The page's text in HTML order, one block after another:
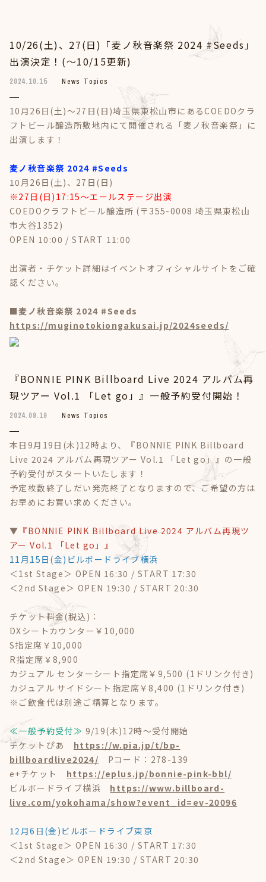
10/26(土)、27(日)「麦ノ秋音楽祭 2024 #Seeds」
出演決定！(～10/15更新)
2024.10.15 News Topics
10月26日(土)～27日(日)埼玉県東松山市にあるCOEDOクラ
フトビール醸造所敷地内にて開催される「麦ノ秋音楽祭」に
出演します！
麦ノ秋音楽祭 2024 #Seeds
10月26日(土)、27日(日)
※27日(日)17:15～エールステージ出演
COEDOクラフトビール醸造所 (〒355-0008 埼玉県東松山
市大谷1352)
OPEN 10:00 / START 11:00
出演者・チケット詳細はイベントオフィシャルサイトをご確
認ください。
■麦ノ秋音楽祭 2024 #Seeds
https://muginotokiongakusai.jp/2024seeds/
『BONNIE PINK Billboard Live 2024 アルバム再
現ツアー Vol.1 「Let go」』一般予約受付開始！
2024.09.19 News Topics
本日9月19日(木)12時より、『BONNIE PINK Billboard
Live 2024 アルバム再現ツアー Vol.1 「Let go」』の一般
予約受付がスタートいたします！
予定枚数終了しだい発売終了となりますので、ご希望の方は
お早めにお買い求めください。
▼ 『BONNIE PINK Billboard Live 2024 アルバム再現ツ
アー Vol.1 「Let go」』
11月15日(金)ビルボードライブ横浜
＜1st Stage＞ OPEN 16:30 / START 17:30
＜2nd Stage＞ OPEN 19:30 / START 20:30
チケット料金(税込)：
DXシートカウンター￥10,000
S指定席￥10,000
R指定席￥8,900
カジュアル センターシート指定席￥9,500 (1ドリンク付き)
カジュアル サイドシート指定席￥8,400 (1ドリンク付き)
※ご飲食代は別途ご精算となります。
≪一般予約受付≫ 9/19(木)12時～受付開始
チケットぴあ https://w.pia.jp/t/bp-
billboardlive2024/ Pコード：278-139
e+チケット https://eplus.jp/bonnie-pink-bbl/
ビルボードライブ横浜 https://www.billboard-
live.com/yokohama/show?event_id=ev-20096
12月6日(金)ビルボードライブ東京
＜1st Stage＞ OPEN 16:30 / START 17:30
＜2nd Stage＞ OPEN 19:30 / START 20:30